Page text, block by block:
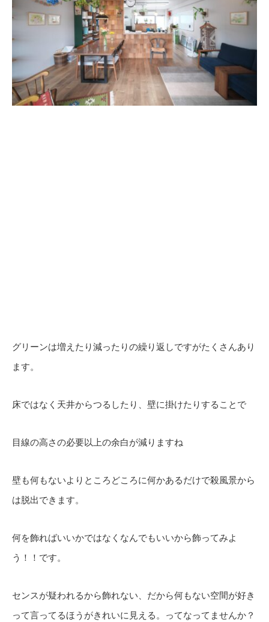
グリーンは増えたり減ったりの繰り返しですがたくさんあり
ます。
床ではなく天井からつるしたり、壁に掛けたりすることで
目線の高さの必要以上の余白が減りますね
壁も何もないよりところどころに何かあるだけで殺風景から
は脱出できます。
何を飾ればいいかではなくなんでもいいから飾ってみよ
う！！です。
センスが疑われるから飾れない、だから何もない空間が好き
って言ってるほうがきれいに見える。ってなってませんか？